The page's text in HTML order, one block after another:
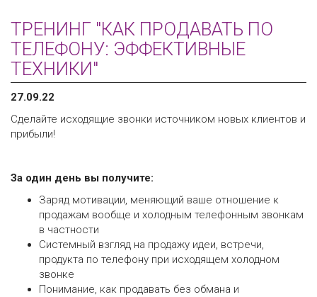
ТРЕНИНГ "КАК ПРОДАВАТЬ ПО
ТЕЛЕФОНУ: ЭФФЕКТИВНЫЕ
ТЕХНИКИ"
27.09.22
Сделайте исходящие звонки источником новых клиентов и
прибыли!
За один день вы получите:
Заряд мотивации, меняющий ваше отношение к
продажам вообще и холодным телефонным звонкам
в частности
Системный взгляд на продажу идеи, встречи,
продукта по телефону при исходящем холодном
звонке
Понимание, как продавать без обмана и